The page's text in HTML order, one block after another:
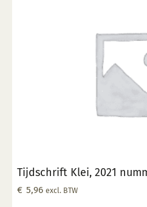
Tijdschrift Klei, 2021
€ 5,96 excl. BTW